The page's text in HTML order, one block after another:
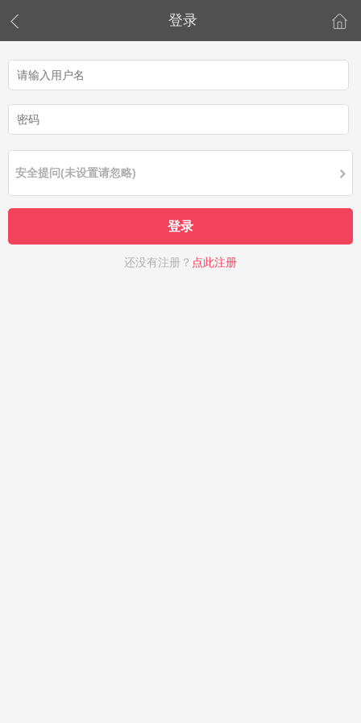
登录
安全提问(未设置请忽略)
登录
还没有注册？ 点此注册